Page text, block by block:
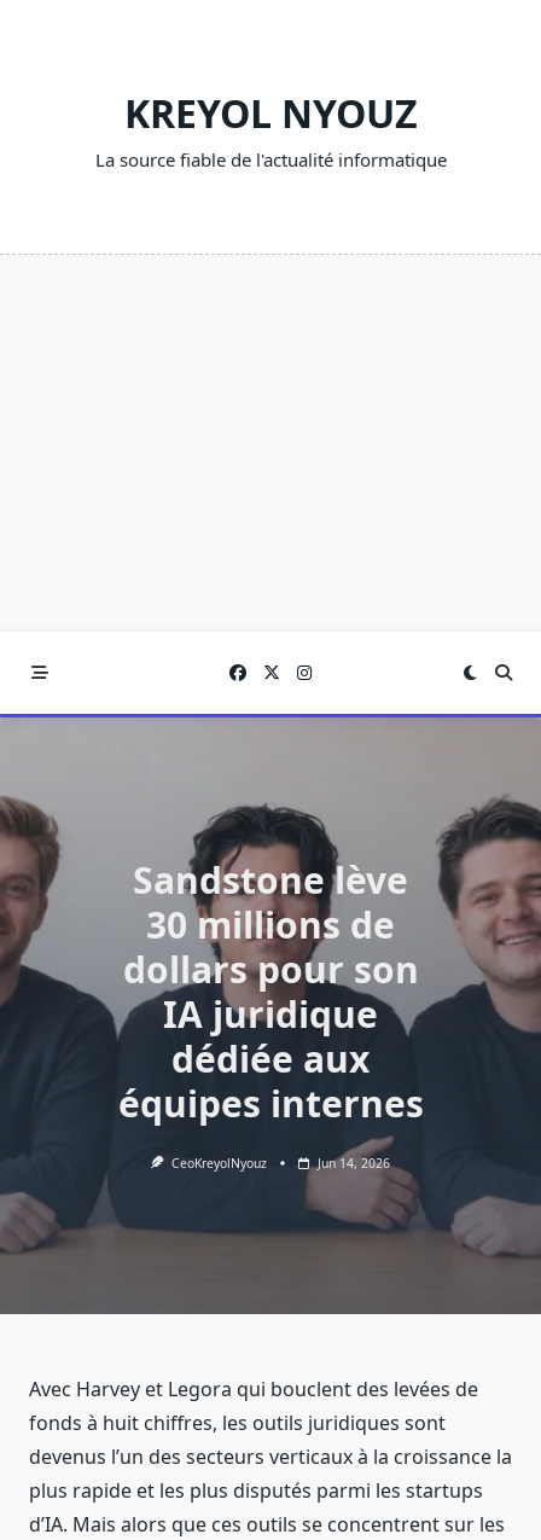
KREYOL NYOUZ
La source fiable de l'actualité informatique
Sandstone lève
30 millions de
dollars pour son
IA juridique
dédiée aux
équipes internes
CeoKreyolNyouz Jun 14, 2026
Avec Harvey et Legora qui bouclent des levées de
fonds à huit chiffres, les outils juridiques sont
devenus l’un des secteurs verticaux à la croissance la
plus rapide et les plus disputés parmi les startups
d’IA. Mais alors que ces outils se concentrent sur les